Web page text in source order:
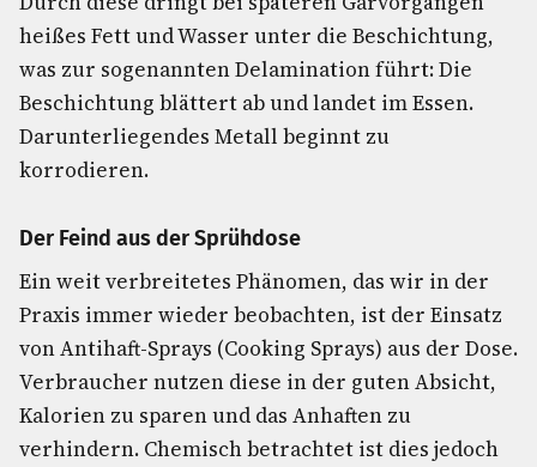
heißes Fett und Wasser unter die Beschichtung,
was zur sogenannten Delamination führt: Die
Beschichtung blättert ab und landet im Essen.
Darunterliegendes Metall beginnt zu
korrodieren.
Der Feind aus der Sprühdose
Ein weit verbreitetes Phänomen, das wir in der
Praxis immer wieder beobachten, ist der Einsatz
von Antihaft-Sprays (Cooking Sprays) aus der Dose.
Verbraucher nutzen diese in der guten Absicht,
Kalorien zu sparen und das Anhaften zu
verhindern. Chemisch betrachtet ist dies jedoch